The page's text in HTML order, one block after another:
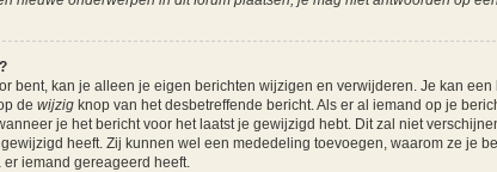
bent, kan je alleen je eigen berichten wijzigen en verwijderen. Je kan
de wijzigknop van het desbetreffende bericht. Als er al iemand op je
je het bericht voor het laatst je gewijzigd hebt. Dit zal niet
heeft. Zij kunnen wel een mededeling toevoegen, waarom ze je
iemand gereageerd heeft.